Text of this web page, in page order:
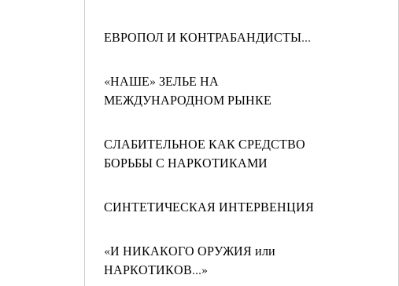
ЕВРОПОЛ И КОНТРАБАНДИСТЫ...
«НАШЕ» ЗЕЛЬЕ НА
МЕЖДУНАРОДНОМ РЫНКЕ
СЛАБИТЕЛЬНОЕ КАК СРЕДСТВО
БОРЬБЫ С НАРКОТИКАМИ
СИНТЕТИЧЕСКАЯ ИНТЕРВЕНЦИЯ
«И НИКАКОГО ОРУЖИЯ или
НАРКОТИКОВ...»